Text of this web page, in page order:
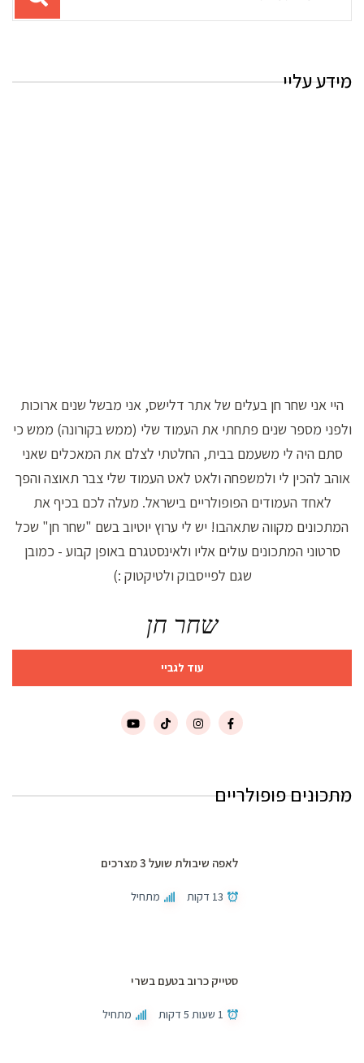
מידע עליי
היי אני שחר חן בעלים של אתר דלישס, אני מבשל שנים ארוכות
ולפני מספר שנים פתחתי את העמוד שלי (ממש בקורונה) ממש כי
סתם היה לי משעמם בבית, החלטתי לצלם את המאכלים שאני
אוהב להכין לי ולמשפחה ולאט לאט העמוד שלי צבר תאוצה והפך
לאחד העמודים הפופולריים בישראל. מעלה לכם בכיף את
המתכונים מקווה שתאהבו! יש לי ערוץ יוטיוב בשם "שחר חן" שכל
סרטוני המתכונים עולים אליו ולאינסטגרם באופן קבוע - כמובן
שגם לפייסבוק ולטיקטוק :)
שחר חן
עוד לגביי
מתכונים פופולריים
לאפה שיבולת שועל 3 מצרכים
13 דקות מתחיל
סטייק כרוב בטעם בשרי
1 שעות 5 דקות מתחיל